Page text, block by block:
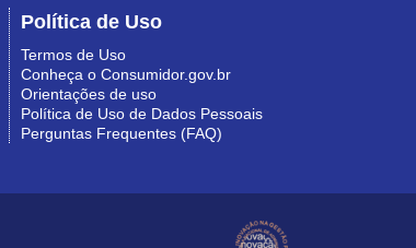
Política de Uso
Termos de Uso
Conheça o Consumidor.gov.br
Orientações de uso
Política de Uso de Dados Pessoais
Perguntas Frequentes (FAQ)